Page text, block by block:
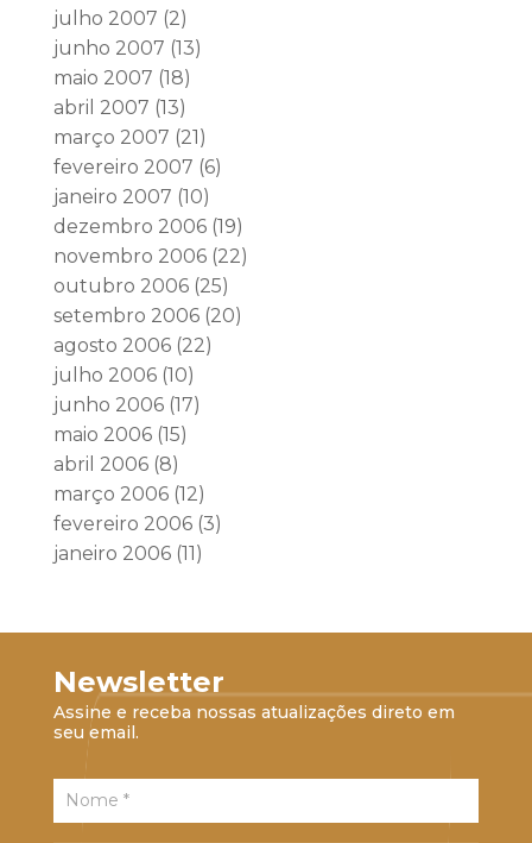
julho 2007 (2)
junho 2007 (13)
maio 2007 (18)
abril 2007 (13)
março 2007 (21)
fevereiro 2007 (6)
janeiro 2007 (10)
dezembro 2006(19)
novembro 2006(22)
outubro 2006(25)
setembro 2006(20)
agosto 2006(22)
julho 2006(10)
junho 2006(17)
maio 2006(15)
abril 2006(8)
março 2006(12)
fevereiro 2006(3)
janeiro 2006(11)
Newsletter
Assine e receba nossas atualizações direto em
seu email.